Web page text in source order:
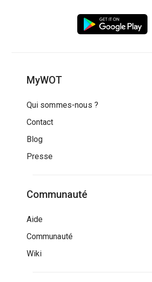
MyWOT
Qui sommes-nous ?
Contact
Blog
Presse
Communauté
Aide
Communauté
Wiki